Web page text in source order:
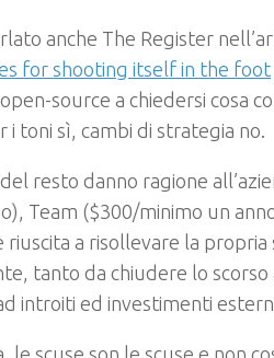
anche The Register
for shooting itself in the foot
source a chiedersi cosa
i toni sì, cambi di strategia no.
resto danno ragione
Team ($300/minimo un
riuscita a risollevare la propria
tanto da chiudere lo scorso
introiti ed investimenti
le scuse son le scuse e non